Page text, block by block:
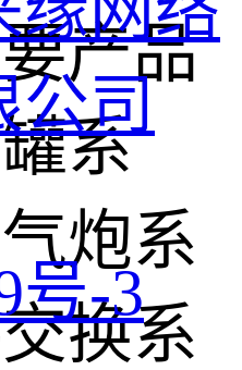
产品
系
炮系
换系
司
号-3